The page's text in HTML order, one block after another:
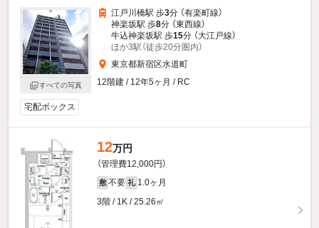
すべての写真
江戸川橋駅 歩3分 （有楽町線）
神楽坂駅 歩8分 （東西線）
牛込神楽坂駅 歩15分 （大江戸線）
ほか3駅（徒歩20分圏内）
東京都新宿区水道町
12階建 / 12年5ヶ月 / RC
宅配ボックス
12万円
（管理費12,000円）
敷 不要 礼 1.0ヶ月
3階 / 1K / 25.26㎡